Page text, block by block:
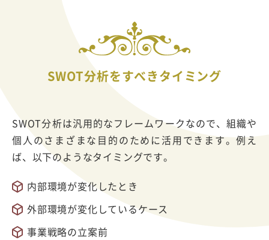
SWOT分析をすべきタイミング
SWOT分析は汎用的なフレームワークなので、組織や
個人のさまざまな目的のために活用できます。例え
ば、以下のようなタイミングです。
内部環境が変化したとき
外部環境が変化しているケース
事業戦略の立案前